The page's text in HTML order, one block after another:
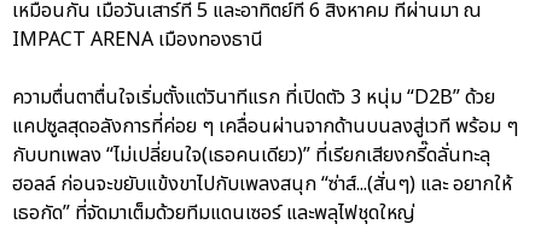
เหมือนกัน เมื่อวันเสาร์ที่ 5 และอาทิตย์ที่ 6 สิงหาคม ที่ผ่านมา ณ
IMPACT ARENA เมืองทองธานี
ความตื่นตาตื่นใจเริ่มตั้งแต่วินาทีแรก ที่เปิดตัว 3 หนุ่ม “D2B” ด้วย
แคปซูลสุดอลังการที่ค่อย ๆ เคลื่อนผ่านจากด้านบนลงสู่เวที พร้อม ๆ
กับบทเพลง “ไม่เปลี่ยนใจ(เธอคนเดียว)” ที่เรียกเสียงกรี๊ดลั่นทะลุ
ฮอลล์ ก่อนจะขยับแข้งขาไปกับเพลงสนุก “ซ่าส์...(สั่นๆ) และ อยากให้
เธอกัด” ที่จัดมาเต็มด้วยทีมแดนเซอร์ และพลุไฟชุดใหญ่